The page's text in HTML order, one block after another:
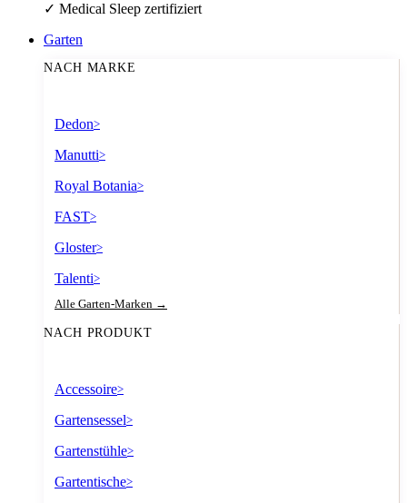
✓ Medical Sleep zertifiziert
Garten
NACH MARKE
Dedon>
Manutti>
Royal Botania>
FAST>
Gloster>
Talenti>
Alle Garten-Marken →
NACH PRODUKT
Accessoire>
Gartensessel>
Gartenstühle>
Gartentische>